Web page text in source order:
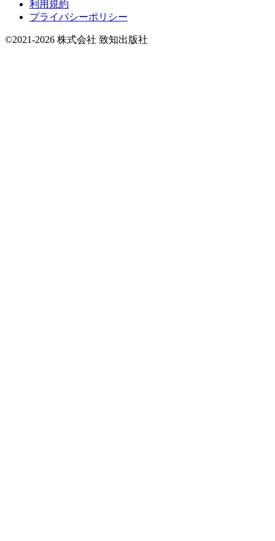
利用規約
プライバシーポリシー
©2021-2026 株式会社 致知出版社